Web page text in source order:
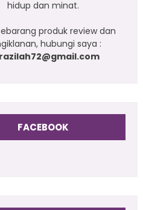
hidup dan minat.
produk review dan
hubungi saya :
FACEBOOK